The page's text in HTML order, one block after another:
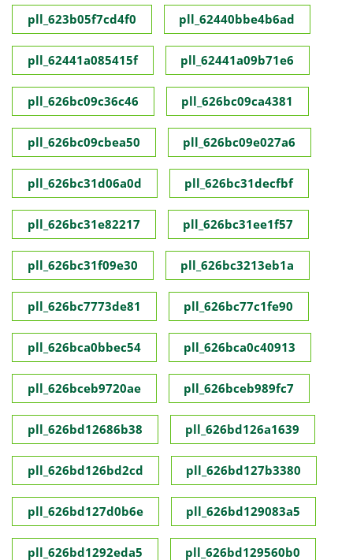
pll_623b05f7cd4f0 pll_62440bbe4b6ad
pll_62441a085415f pll_62441a09b71e6
pll_626bc09c36c46 pll_626bc09ca4381
pll_626bc09cbea50 pll_626bc09e027a6
pll_626bc31d06a0d pll_626bc31decfbf
pll_626bc31e82217 pll_626bc31ee1f57
pll_626bc31f09e30 pll_626bc3213eb1a
pll_626bc7773de81 pll_626bc77c1fe90
pll_626bca0bbec54 pll_626bca0c40913
pll_626bceb9720ae pll_626bceb989fc7
pll_626bd12686b38 pll_626bd126a1639
pll_626bd126bd2cd pll_626bd127b3380
pll_626bd127d0b6e pll_626bd129083a5
pll_626bd1292eda5 pll_626bd129560b0